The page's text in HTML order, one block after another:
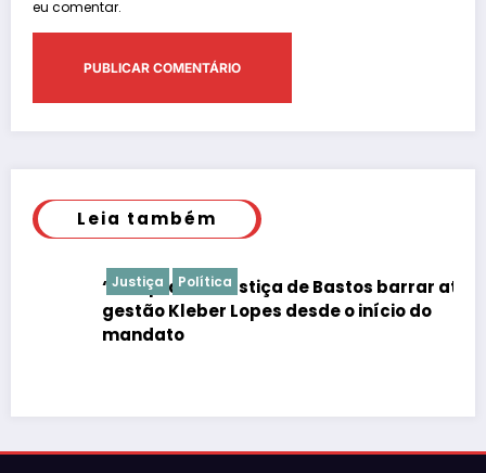
eu comentar.
Leia também
Política
“É de praxe”: Justiça de Bastos barrar atos da
gestão Kleber Lopes desde o início do
mandato